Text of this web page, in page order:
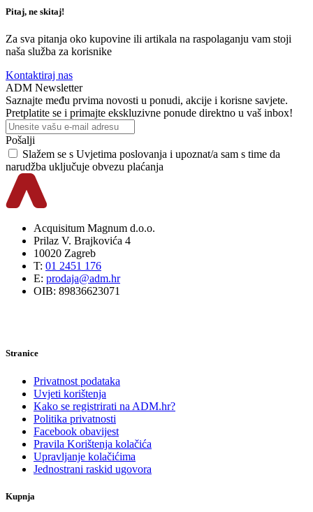
Pitaj, ne skitaj!
Za sva pitanja oko kupovine ili artikala na raspolaganju vam stoji
naša služba za korisnike
Kontaktiraj nas
ADM Newsletter
Saznajte među prvima novosti u ponudi, akcije i korisne savjete.
Pretplatite se i primajte ekskluzivne ponude direktno u vaš inbox!
Pošalji
Slažem se s Uvjetima poslovanja i upoznat/a sam s time da
narudžba uključuje obvezu plaćanja
Acquisitum Magnum d.o.o.
Prilaz V. Brajkovića 4
10020 Zagreb
T: 01 2451 176
E: prodaja@adm.hr
OIB: 89836623071
Stranice
Privatnost podataka
Uvjeti korištenja
Kako se registrirati na ADM.hr?
Politika privatnosti
Facebook obavijest
Pravila Korištenja kolačića
Upravljanje kolačićima
Jednostrani raskid ugovora
Kupnja